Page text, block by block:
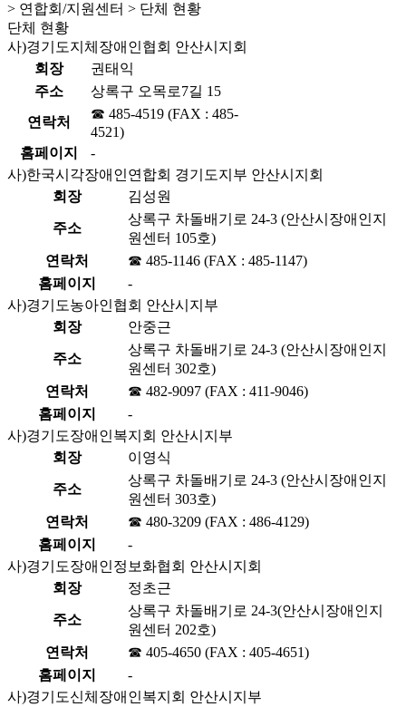
> 연합회/지원센터 > 단체 현황
단체 현황
사)경기도지체장애인협회 안산시지회
회장
권태익
주소
상록구 오목로7길 15
연락처
☎ 485-4519 (FAX : 485-
4521)
홈페이지
-
사)한국시각장애인연합회 경기도지부 안산시지회
회장
김성원
주소
상록구 차돌배기로 24-3 (안산시장애인지
원센터 105호)
연락처
☎ 485-1146 (FAX : 485-1147)
홈페이지
-
사)경기도농아인협회 안산시지부
회장
안중근
주소
상록구 차돌배기로 24-3 (안산시장애인지
원센터 302호)
연락처
☎ 482-9097 (FAX : 411-9046)
홈페이지
-
사)경기도장애인복지회 안산시지부
회장
이영식
주소
상록구 차돌배기로 24-3 (안산시장애인지
원센터 303호)
연락처
☎ 480-3209 (FAX : 486-4129)
홈페이지
-
사)경기도장애인정보화협회 안산시지회
회장
정초근
주소
상록구 차돌배기로 24-3(안산시장애인지
원센터 202호)
연락처
☎ 405-4650 (FAX : 405-4651)
홈페이지
-
사)경기도신체장애인복지회 안산시지부